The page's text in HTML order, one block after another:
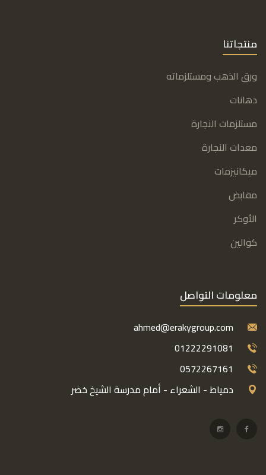
منتجاتنا
ورق الذهب ومستلزماته
دهانات
مستلزمات النجارة
معدات النجارة
ميكانيزمات
مقابض
الأوكر
كوالين
معلومات التواصل
ahmed@erakygroup.com
01222291081
0572267161
دمياط - الشعراء - أمام مدرسة الشيخ خضر